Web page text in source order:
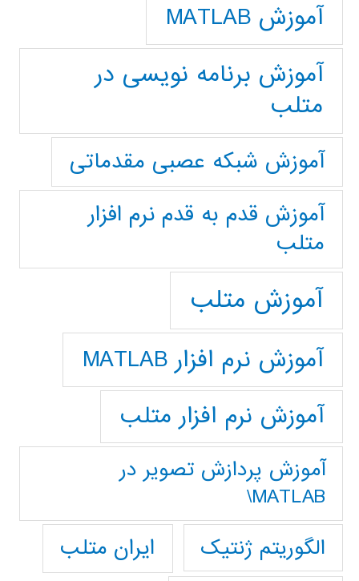
آموزش MATLAB
آموزش برنامه نویسی در
متلب
آموزش شبکه عصبی مقدماتی
آموزش قدم به قدم نرم افزار
متلب
آموزش متلب
آموزش نرم افزار MATLAB
آموزش نرم افزار متلب
آموزش پردازش تصوير در
MATLAB\
الگوریتم ژنتیک
ایران متلب